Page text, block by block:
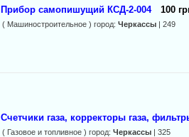
Прибор самопишущий КСД-2-004 100
( Машиностроительное ) город: Черкассы| 249
Счетчики газа, корректоры газа,
( Газовое и топливное ) город: Черкассы| 325